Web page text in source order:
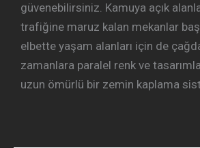
güvenebilirsiniz. Kamuya açık
trafiğine maruz kalan mekanlar
elbette yaşam alanları için de
zamanlara paralel renk ve
uzun ömürlü bir zemin kaplama